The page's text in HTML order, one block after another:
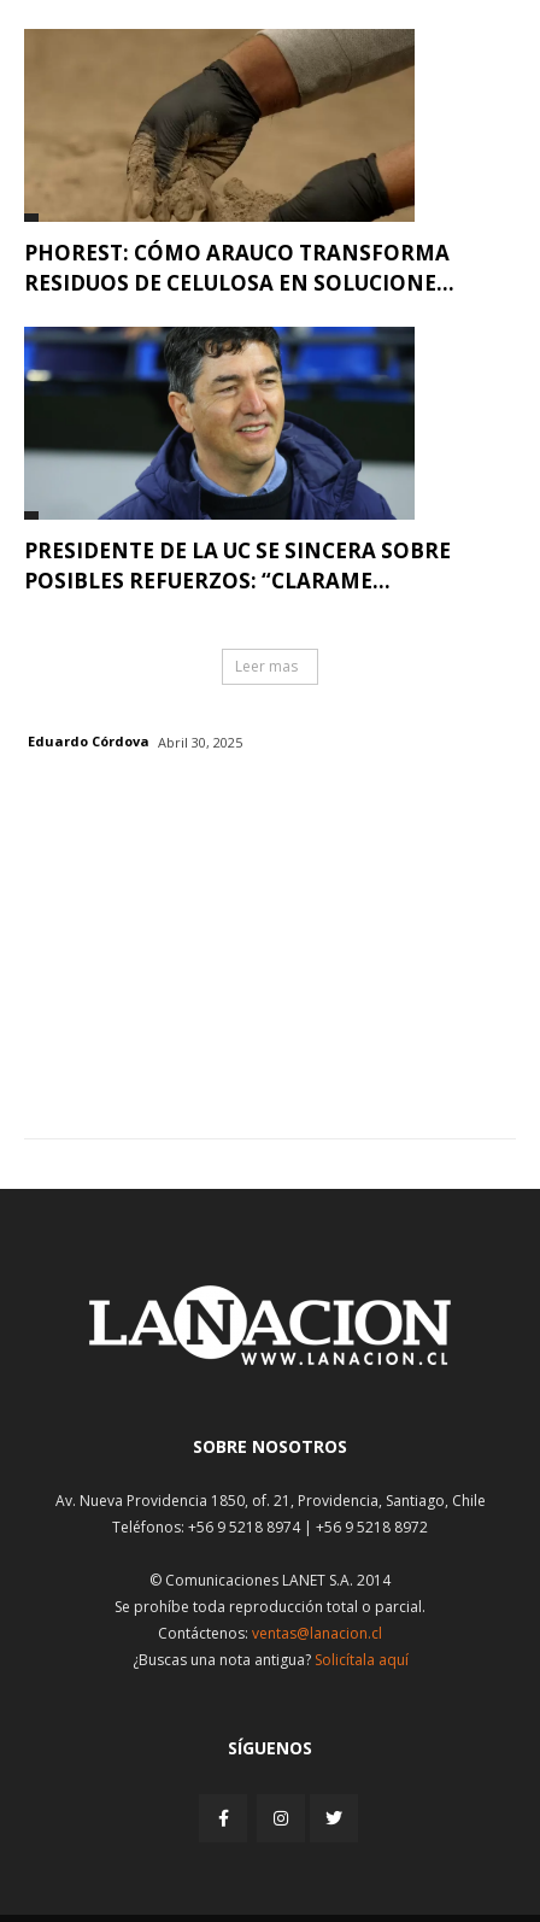
PHOREST: CÓMO ARAUCO TRANSFORMA
RESIDUOS DE CELULOSA EN SOLUCIONE...
PRESIDENTE DE LA UC SE SINCERA SOBRE
POSIBLES REFUERZOS: “CLARAME...
Leer mas
Eduardo Córdova Abril 30, 2025
SOBRE NOSOTROS
Av. Nueva Providencia 1850, of. 21, Providencia, Santiago, Chile
Teléfonos: +56 9 5218 8974 | +56 9 5218 8972
© Comunicaciones LANET S.A. 2014
Se prohíbe toda reproducción total o parcial.
Contáctenos: ventas@lanacion.cl
¿Buscas una nota antigua? Solicítala aquí
SÍGUENOS